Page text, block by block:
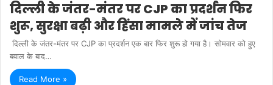
दिल्ली के जंतर-मंतर पर CJP का प्रदर्शन फिर
शुरू, सुरक्षा बढ़ी और हिंसा मामले में जांच तेज
दिल्ली के जंतर-मंतर पर CJP का प्रदर्शन एक बार फिर शुरू हो गया है। सोमवार को हुए
बवाल के बाद…
Read More »